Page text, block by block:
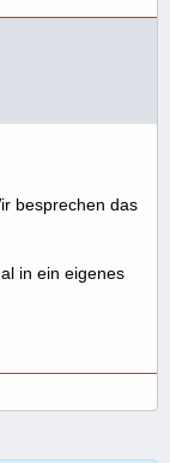
besprechen das
in ein eigenes